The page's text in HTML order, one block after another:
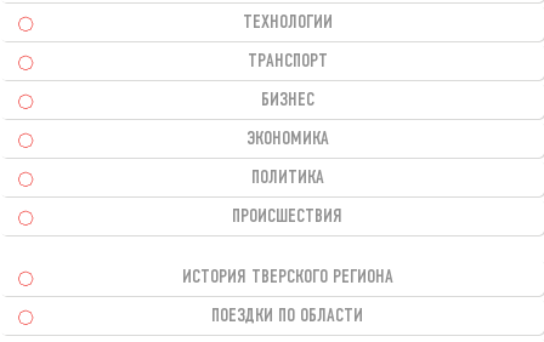
ТЕХНОЛОГИИ
ТРАНСПОРТ
БИЗНЕС
ЭКОНОМИКА
ПОЛИТИКА
ПРОИСШЕСТВИЯ
ИСТОРИЯ ТВЕРСКОГО РЕГИОНА
ПОЕЗДКИ ПО ОБЛАСТИ